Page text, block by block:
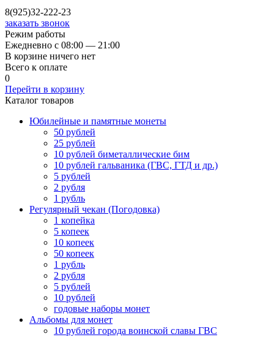
8(925)32-222-23
заказать звонок
Режим работы
Ежедневно с 08:00 — 21:00
В корзине ничего нет
Всего к оплате
0
Перейти в корзину
Каталог товаров
Юбилейные и памятные монеты
50 рублей
25 рублей
10 рублей биметаллические бим
10 рублей гальваника (ГВС, ГТД и др.)
5 рублей
2 рубля
1 рубль
Регулярный чекан (Погодовка)
1 копейка
5 копеек
10 копеек
50 копеек
1 рубль
2 рубля
5 рублей
10 рублей
годовые наборы монет
Альбомы для монет
10 рублей города воинской славы ГВС